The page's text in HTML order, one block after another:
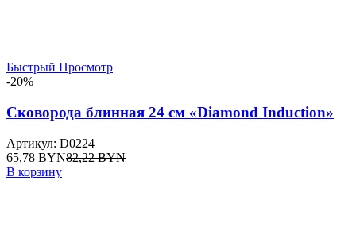
Быстрый Просмотр
-20%
Сковорода блинная 24 см «Diamond Induction»
Артикул: D0224
65,78 BYN82,22BYN
В корзину